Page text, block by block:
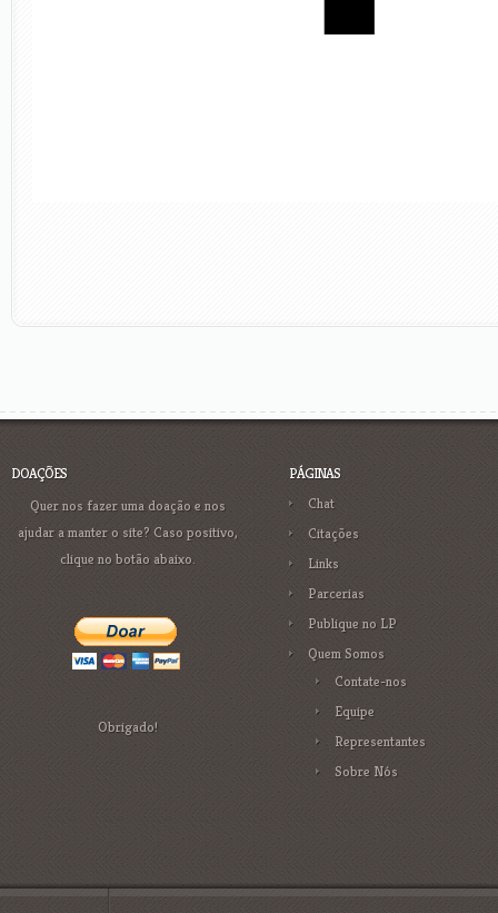
DOAÇÕES
Quer nos fazer uma doação e nos
ajudar a manter o site? Caso positivo,
clique no botão abaixo.
Obrigado!
PÁGINAS
Chat
Citações
Links
Parcerias
Publique no LP
Quem Somos
Contate-nos
Equipe
Representantes
Sobre Nós